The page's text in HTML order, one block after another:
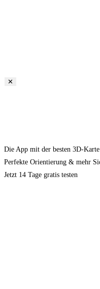
✕
Die App mit der besten 3D-Karte
Perfekte Orientierung & mehr
Jetzt 14 Tage gratis testen